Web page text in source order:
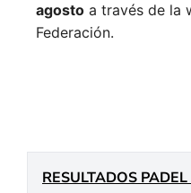
agosto a través de la
Federación.